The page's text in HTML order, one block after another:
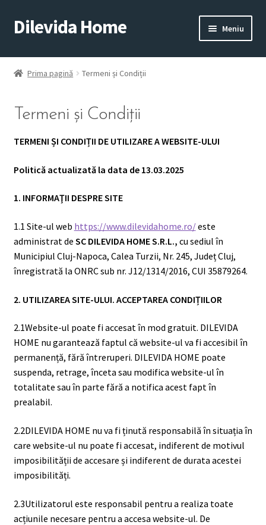
Sari
la
Sari
la
Dilevida Home Meniu
JUCARII
SOLUȚII CURĂȚENIE
PERSONALĂ
TROLERE
ARTICOLE VOIAJ
Prima pagină Termeni și Condiții
Termeni și Condiții
TERMENI ȘI CONDIȚII DE UTILIZARE A WEBSITE-ULUI
Politică actualizată la data de 13.03.2025
1. INFORMAŢII DESPRE SITE
1.1 Site-ul web https://www.dilevidahome.ro/este
administrat de SC DILEVIDA HOME S.R.L., cu sediul în
Municipiul Cluj-Napoca, Calea Turzii, Nr. 245, Județ Cluj,
înregistrată la ONRC sub nr. J12/1314/2016, CUI 35879264.
2. UTILIZAREA SITE-ULUI. ACCEPTAREA CONDIȚIILOR
2.1Website-ul poate fi accesat în mod gratuit. DILEVIDA
HOME nu garantează faptul că website-ul va fi accesibil în
permanență, fără întreruperi. DILEVIDA HOME poate
suspenda, retrage, înceta sau modifica website-ul în
totalitate sau în parte fără a notifica acest fapt în
prealabil.
2.2DILEVIDA HOME nu va fi ținută responsabilă în situația în
care website-ul nu poate fi accesat, indiferent de motivul
imposibilității de accesare și indiferent de durata acestei
imposibilități.
2.3Utilizatorul este responsabil pentru a realiza toate
acțiunile necesare pentru a accesa website-ul. De